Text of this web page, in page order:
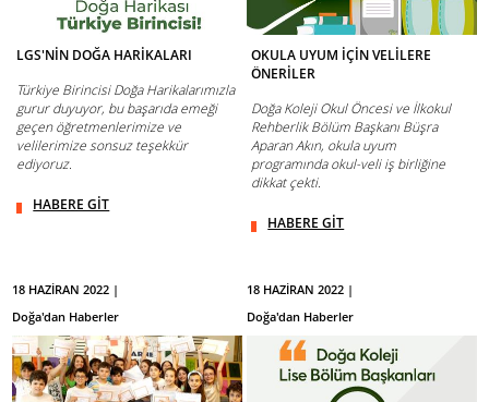
LGS'NİN DOĞA HARİKALARI
Türkiye Birincisi Doğa Harikalarımızla
gurur duyuyor, bu başarıda emeği
geçen öğretmenlerimize ve
velilerimize sonsuz teşekkür
ediyoruz.
HABERE GİT
OKULA UYUM İÇİN VELİLERE
ÖNERİLER
Doğa Koleji Okul Öncesi ve İlkokul
Rehberlik Bölüm Başkanı Büşra
Aparan Akın, okula uyum
programında okul-veli iş birliğine
dikkat çekti.
HABERE GİT
18 HAZİRAN 2022 |
Doğa'dan Haberler
18 HAZİRAN 2022 |
Doğa'dan Haberler